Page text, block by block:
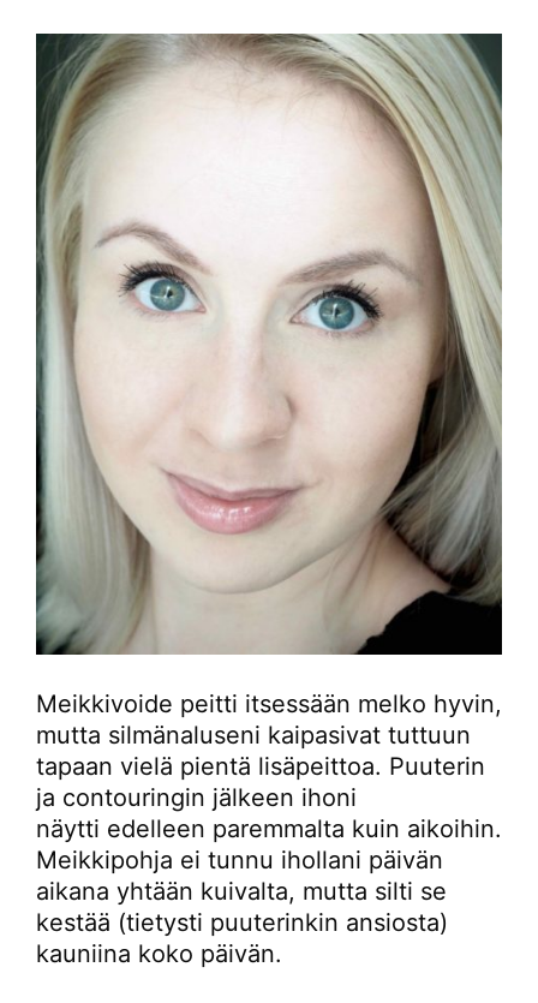
Meikkivoide peitti itsessään melko hyvin,
mutta silmänaluseni kaipasivat tuttuun
tapaan vielä pientä lisäpeittoa. Puuterin
ja contouringin jälkeen ihoni
näytti edelleen paremmalta kuin aikoihin.
Meikkipohja ei tunnu ihollani päivän
aikana yhtään kuivalta, mutta silti se
kestää (tietysti puuterinkin ansiosta)
kauniina koko päivän.